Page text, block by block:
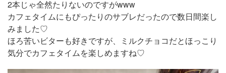
2本じゃ全然たりないのですがwww
カフェタイムにもぴったりのサブレだったので数日間楽し
みました♡
ほろ苦いビターも好きですが、ミルクチョコだとほっこり
気分でカフェタイムを楽しめますね♡